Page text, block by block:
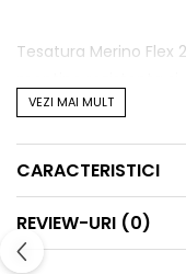
Tesatura Merino
sacrifice beneficiile
Lungimea 3/4 este
Despre Brand:
Mons Royale este un
VEZI MAI MULT
CARACTERISTICI
REVIEW-URI (0)